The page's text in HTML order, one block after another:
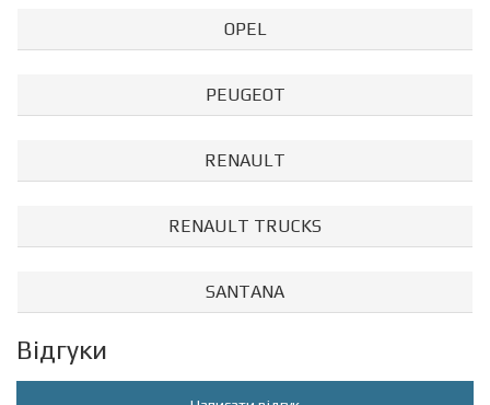
OPEL
PEUGEOT
RENAULT
RENAULT TRUCKS
SANTANA
Відгуки